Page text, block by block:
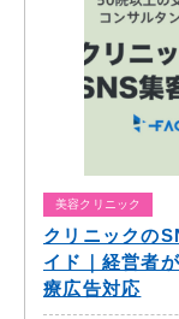
美容クリニック
クリニックの
イド｜経営者
療広告対応